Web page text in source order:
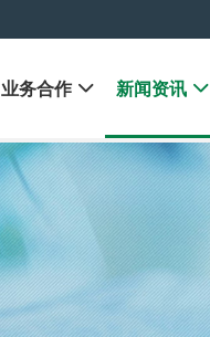
业务合作  新闻资讯 